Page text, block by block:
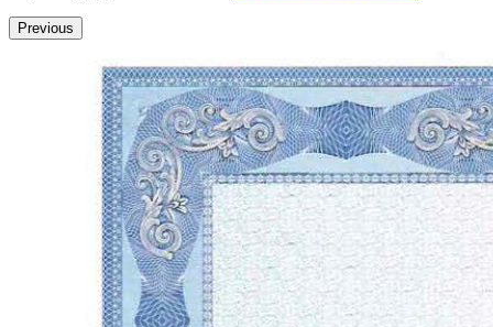
Previous